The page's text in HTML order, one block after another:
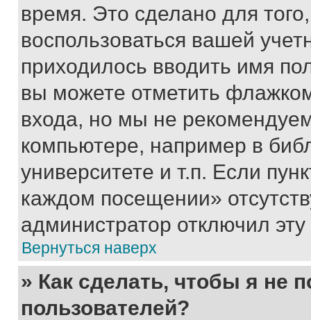
время. Это сделано для
воспользоваться вашей
приходилось вводить имя
вы можете отметить
входа, но мы не
компьютере, например в
университете и т.п. Если
каждом посещении»
администратор отключил
Вернуться наверх
» Как сделать, чтобы я не
пользователей?